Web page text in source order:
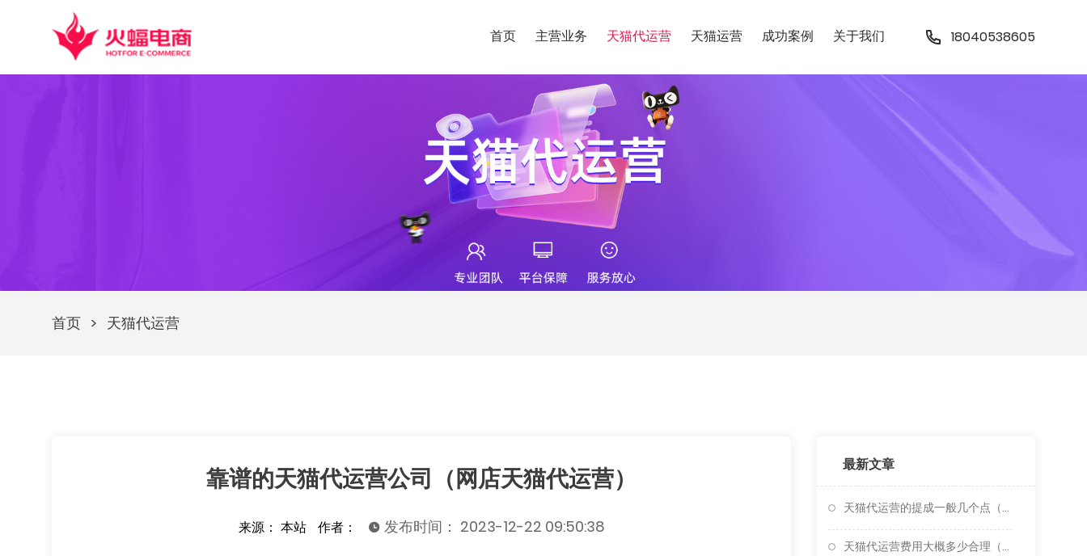
18040538605
首页 主营业务 天猫代运营 天猫运营 成功案例 关于我们
首页 > 天猫代运营
靠谱的天猫代运营公司（网店天猫代运营）
来源： 本站 作者： 发布时间： 2023-12-22 09:50:38
最新文章
天猫代运营的提成一般几个点（天猫代运营费用大概多少合
天猫代运营费用大概多少合理（天猫代运营一般多少钱）